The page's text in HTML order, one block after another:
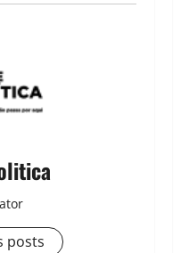
posts